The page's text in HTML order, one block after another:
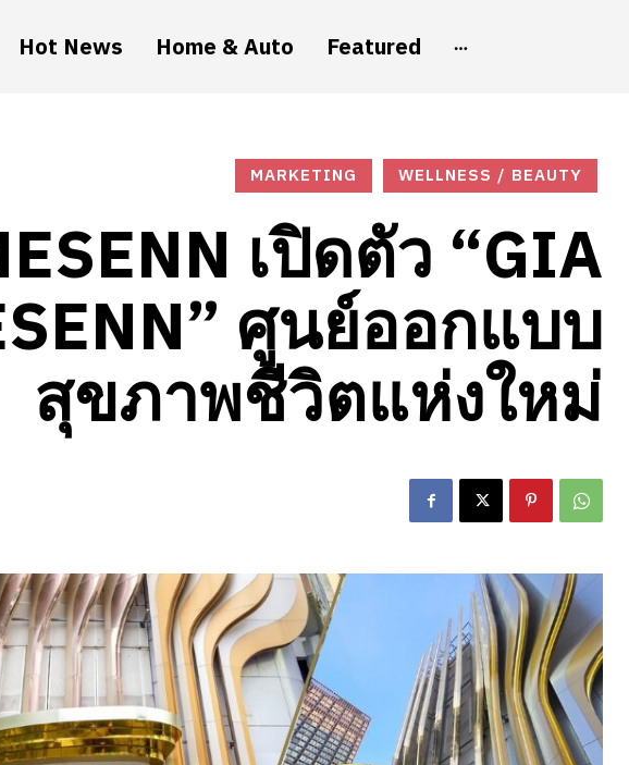
Hot News Home & Auto Featured
MARKETING WELLNESS / BEAUTY
เปิดตัว “GIA
ศูนย์ออกแบบ
สุขภาพชีวิตแห่งใหม่